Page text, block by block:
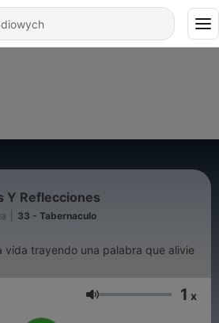
Y Reflecciones
33 - Tabernaculo
vida trayendo una palabra que alivie
Głośność 1 x